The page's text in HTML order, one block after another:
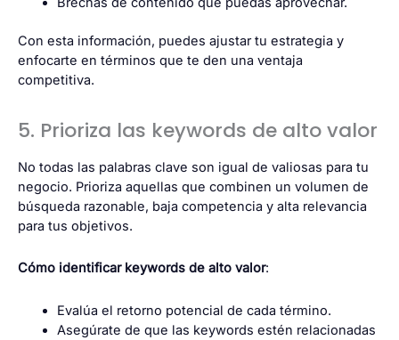
Con esta información, puedes ajustar tu estrategia y
enfocarte en términos que te den una ventaja
competitiva.
5. Prioriza las keywords de alto valor
No todas las palabras clave son igual de valiosas para tu
negocio. Prioriza aquellas que combinen un volumen de
búsqueda razonable, baja competencia y alta relevancia
para tus objetivos.
Cómo identificar keywords de alto valor:
Evalúa el retorno potencial de cada término.
Asegúrate de que las keywords estén relacionadas